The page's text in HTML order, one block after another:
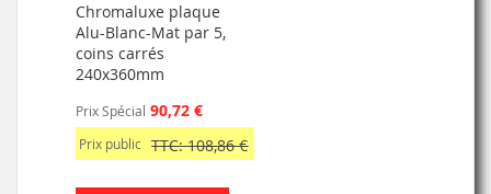
Chromaluxe plaque
Alu-Blanc-Mat par 5,
coins carrés
240x360mm
Prix Spécial 90,72 €
Prix public TTC: 108,86 €